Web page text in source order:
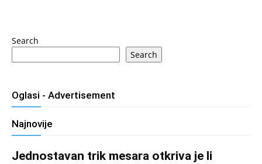
Search
Search
Oglasi - Advertisement
Najnovije
Jednostavan trik mesara otkriva je li